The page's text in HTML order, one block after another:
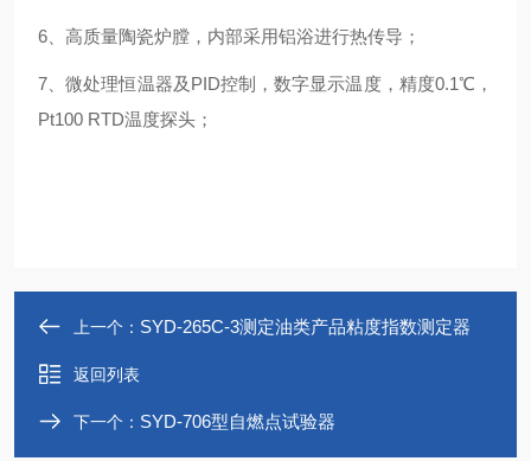
6、高质量陶瓷炉膛，内部采用铝浴进行热传导；
7、微处理恒温器及PID控制，数字显示温度，精度0.1℃，
Pt100 RTD温度探头；
上一个： SYD-265C-3测定油类产品粘度指数测定器
返回列表
下一个： SYD-706型自燃点试验器